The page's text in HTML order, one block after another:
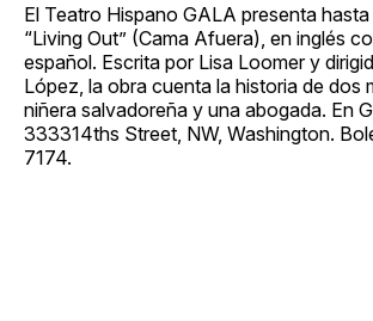
El Teatro Hispano GALA presenta
“Living Out” (Cama Afuera), en inglés
español. Escrita por Lisa Loomer y
López, la obra cuenta la historia de dos
niñera salvadoreña y una abogada. En
333314ths Street, NW, Washington.
7174.